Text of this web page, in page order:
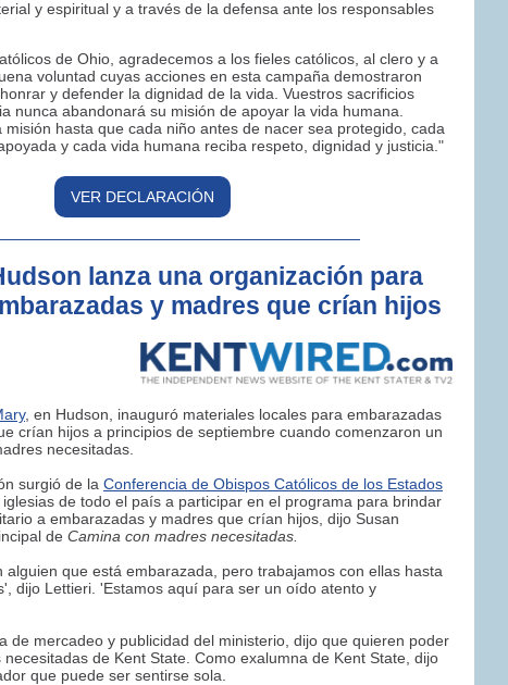
y espiritual y a través de la defensa ante los responsables
de Ohio, agradecemos a los fieles católicos, al clero y a
voluntad cuyas acciones en esta campaña demostraron
y defender la dignidad de la vida. Vuestros sacrificios
nunca abandonará su misión de apoyar la vida humana.
misión hasta que cada niño antes de nacer sea protegido, cada
y cada vida humana reciba respeto, dignidad y justicia. "
VER DECLARACIÓN
lanza una organización para
y madres que crían hijos
, en Hudson, inauguró materiales locales para embarazadas
crían hijos a principios de septiembre cuando comenzaron un
necesitadas.
surgió de la Conferencia de Obispos Católicos de los Estados
iglesias de todo el país a participar en el programa para brindar
a embarazadas y madres que crían hijos, dijo Susan
de Camina con madres necesitadas.
alguien que está embarazada, pero trabajamos con ellas hasta
dijo Lettieri. 'Estamos aquí para ser un oído atento y
de mercadeo y publicidad del ministerio, dijo que quieren poder
de Kent State. Como exalumna de Kent State, dijo
que puede ser sentirse sola.